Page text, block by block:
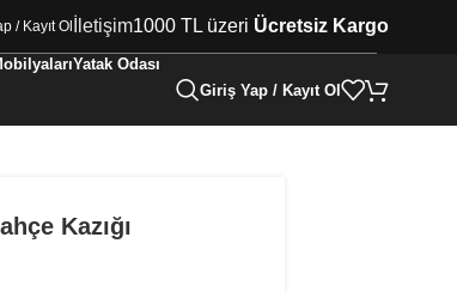
/ Kayıt Ol İletişim1000 TL üzeri Ücretsiz Kargo
Yatak Odası
Giriş Yap / Kayıt Ol
Kazığı